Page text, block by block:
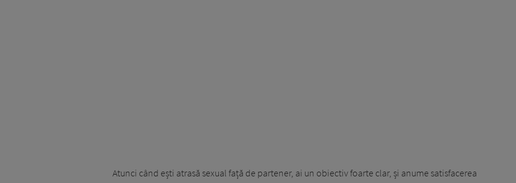
Atunci când ești atrasă sexual față de partener, ai un obiectiv foarte clar, și anume satisfacerea